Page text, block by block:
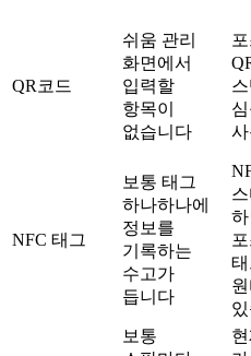
QR코드
쉬움 관리
화면에서
입력할
항목이
없습니다
NFC 태그
보통 태그
하나하나에
정보를
기록하는
수고가
듭니다
보통